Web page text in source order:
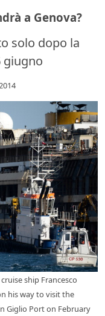
a Genova?
solo dopo la
giugno
ship Francesco
his way to visit the
Giglio Port on February